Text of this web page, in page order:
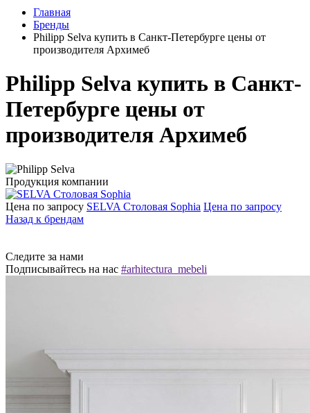
Главная
Бренды
Philipp Selva купить в Санкт-Петербурге цены от
производителя Архимеб
Philipp Selva купить в Санкт-
Петербурге цены от
производителя Архимеб
Продукция компании
Цена по запросу SELVA Столовая Sophia Цена по запросу
Назад к брендам
Следите за нами
Подписывайтесь на нас #arhitectura_mebeli